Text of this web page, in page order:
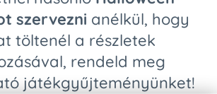
szervezni anélkül, hogy
töltenél a részletek
rendeld meg
játékgyűjteményünket!